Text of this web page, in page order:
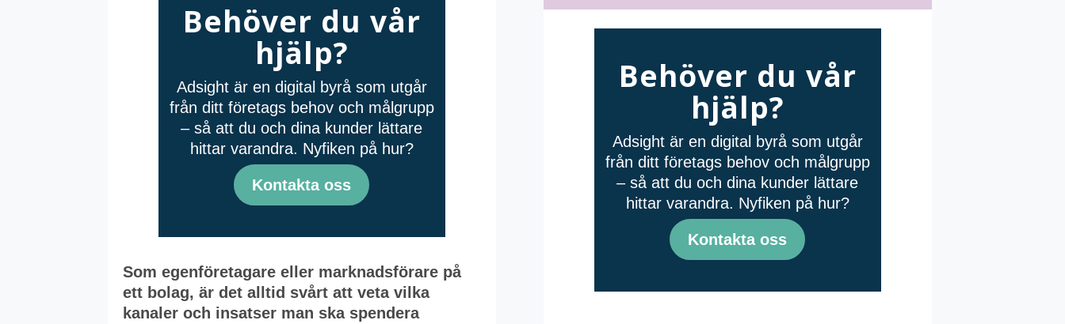
Behöver du vår
hjälp?
Adsight är en digital byrå som utgår
från ditt företags behov och målgrupp
– så att du och dina kunder lättare
hittar varandra. Nyfiken på hur?
Kontakta oss
Som egenföretagare eller marknadsförare på
ett bolag, är det alltid svårt att veta vilka
kanaler och insatser man ska spendera
Behöver du vår
hjälp?
Adsight är en digital byrå som utgår
från ditt företags behov och målgrupp
– så att du och dina kunder lättare
hittar varandra. Nyfiken på hur?
Kontakta oss